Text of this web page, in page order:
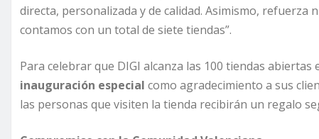
directa, personalizada y de calidad. Asimismo, refuerza
contamos con un total de siete tiendas”.
Para celebrar que DIGI alcanza las 100 tiendas abiertas
inauguración especial como agradecimiento a sus
las personas que visiten la tienda recibirán un regalo